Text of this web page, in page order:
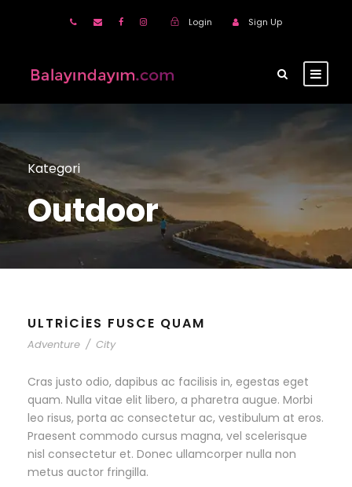
Login Sign Up
Kategori
Outdoor
ULTRICIES FUSCE QUAM
Adventure / City
Cras justo odio, dapibus ac facilisis in, egestas eget
quam. Nulla vitae elit libero, a pharetra augue. Morbi
leo risus, porta ac consectetur ac, vestibulum at eros.
Praesent commodo cursus magna, vel scelerisque
nisl consectetur et. Donec ullamcorper nulla non
metus auctor fringilla.